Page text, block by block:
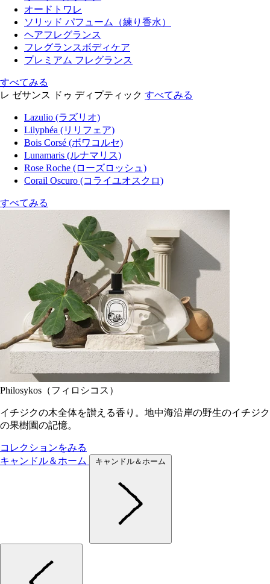
オードトワレ
ソリッド パフューム（練り香水）
ヘアフレグランス
フレグランスボディケア
プレミアム フレグランス
すべてみる
レ ゼサンス ドゥ ディプティック すべてみる
Lazulio (ラズリオ)
Lilyphéa (リリフェア)
Bois Corsé (ボワコルセ)
Lunamaris (ルナマリス)
Rose Roche (ローズロッシュ)
Corail Oscuro (コライユオスクロ)
すべてみる
Philosykos（フィロシコス）
イチジクの木全体を讃える香り。地中海沿岸の野生のイチジク
の果樹園の記憶。
コレクションをみる
キャンドル＆ホーム
キャンドル＆ホーム